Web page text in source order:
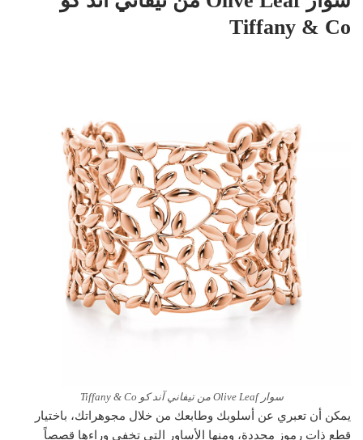
Tiffany & Co
سوار Olive Leaf من تيفاني آند كو Tiffany & Co
يمكن أن تعبري عن أسلوبك وطابعك من خلال مجوهراتك، باختيار
قطع ذات رموز محددة، ومنها الأساور التي تخفي وراءها قصصاً